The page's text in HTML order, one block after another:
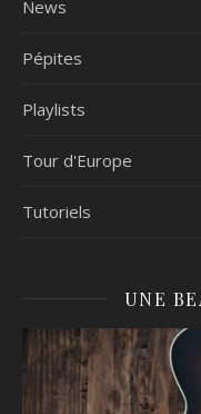
News
Pépites
Playlists
Tour d'Europe
Tutoriels
UNE